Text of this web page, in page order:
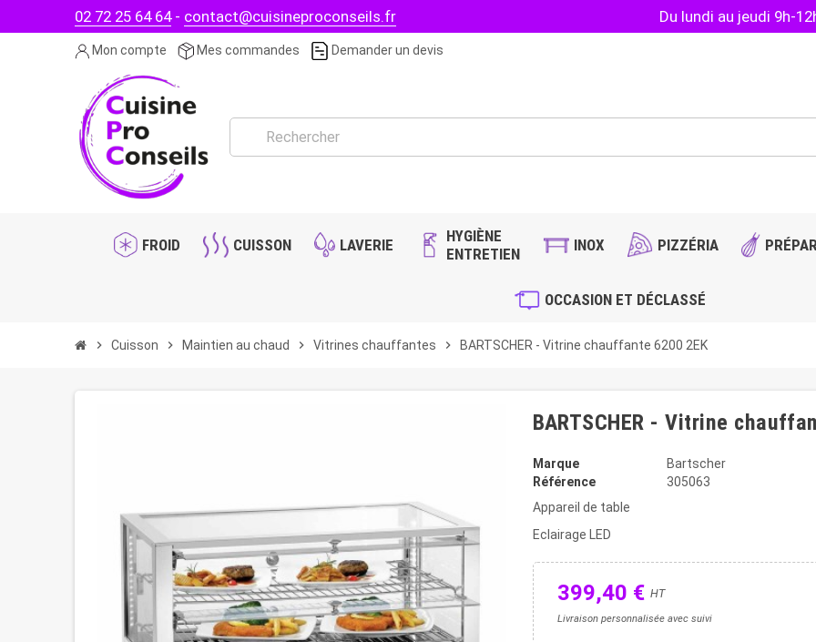
02 72 25 64 64- contact@cuisineproconseils.fr Du lundi au jeudi 9h-
Mon compte Mes commandes Demander un devis
FROID CUISSON LAVERIE
HYGIÈNE
ENTRETIEN
INOX PIZZÉRIA
OCCASION ET DÉCLASSÉ
chevron_right Cuisson chevron_right Maintien au chaud chevron_right Vitrines chauffantes chevron_right BARTSCHER - Vitrine chauffante 6200 2EK
BARTSCHER - Vitrine
Marque
Bartscher
Référence
305063
Appareil de table
Eclairage LED
399,40 € HT
Livraison personnalisée avec suivi